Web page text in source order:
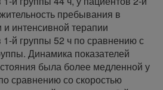
пребывания в
интенсивной терапии
1-й группы 52 ч по сравнению с
Динамика показателей
была более медленной у
сравнению со скоростью